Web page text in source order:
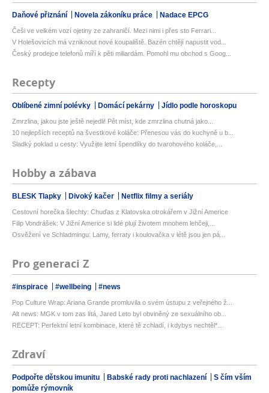
Daňové přiznání Novela zákoníku práce Nadace EPCG
Češi ve velkém vozí ojetiny ze zahraničí. Mezi nimi i přes sto Ferrari...
V Holešovicích má vzniknout nové koupaliště. Bazén chtějí napustit vod...
Český prodejce telefonů míří k pěti miliardám. Pomohl mu obchod s Goog...
Recepty
Oblíbené zimní polévky Domácí pekárny Jídlo podle horoskopu
Zmrzlina, jakou jste ještě nejedli! Pět míst, kde zmrzlina chutná jako...
10 nejlepších receptů na švestkové koláče: Přenesou vás do kuchyně u b...
Sladký poklad u cesty: Využijte letní špendlíky do tvarohového koláče,...
Hobby a zábava
BLESK Tlapky Divoký kačer Netflix filmy a seriály
Cestovní horečka šlechty: Chuďas z Klatovska otrokářem v Jižní Americe
Filip Vondrášek: V Jižní Americe si lidé plují životem mnohem lehčeji,...
Osvěžení ve Schladmingu: Lamy, ferraty i koulovačka v létě jsou jen pá...
Pro generaci Z
#inspirace #wellbeing #news
Pop Culture Wrap: Ariana Grande promluvila o svém ústupu z veřejného ž...
Alt news: MGK v tom zas lítá, Jared Leto byl obviněný ze sexuálního ob...
RECEPT: Perfektní letní kombinace, které tě zchladí, i kdybys nechtěl*...
Zdraví
Podpořte dětskou imunitu Babské rady proti nachlazení
S čím vším
pomůže rýmovník